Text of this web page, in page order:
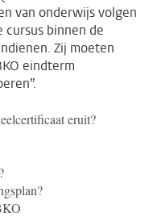
van onderwijs volgen
cursus binnen de
Zij moeten
eindterm
eruit?